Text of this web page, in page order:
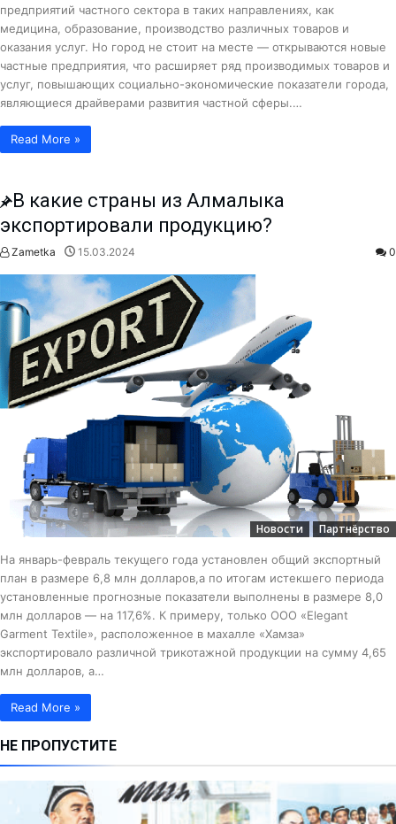
предприятий частного сектора в таких направлениях, как
медицина, образование, производство различных товаров и
оказания услуг. Но город не стоит на месте — открываются новые
частные предприятия, что расширяет ряд производимых товаров и
услуг, повышающих социально-экономические показатели города,
являющиеся драйверами развития частной сферы.…
Read More »
В какие страны из Алмалыка
экспортировали продукцию?
Zametka 15.03.2024 0
Новости Партнёрство
На январь-февраль текущего года установлен общий экспортный
план в размере 6,8 млн долларов,а по итогам истекшего периода
установленные прогнозные показатели выполнены в размере 8,0
млн долларов — на 117,6%. К примеру, только ООО «Elegant
Garment Textile», расположенное в махалле «Хамза»
экспортировало различной трикотажной продукции на сумму 4,65
млн долларов, а…
Read More »
НЕ ПРОПУСТИТЕ